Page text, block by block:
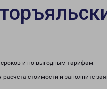
сроков и по выгодным тарифам.
стоимости и заполните